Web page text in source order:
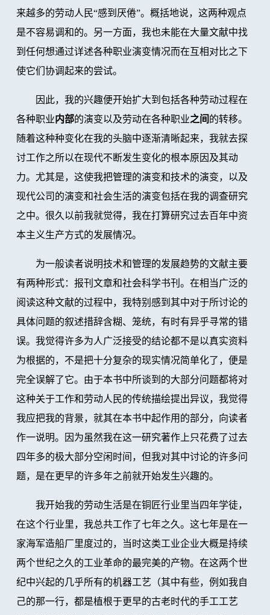
来越多的劳动人民“感到厌倦”。概括地说，这两种观点
是不容易调和的。另一方面，我也未能在大量文献中找
到任何想通过详述各种职业演变情况而在互相对比之下
使它们协调起来的尝试。
因此，我的兴趣便开始扩大到包括各种劳动过程在
各种职业内部的演变以及劳动在各种职业之间 的转移。
随着这种种变化在我的头脑中逐渐清晰起来，我就去探
讨工作之所以在现代不断发生变化的根本原因及其动
力。尤其是，这使我把管理的演变和技术的演变，以及
现代公司的演变和社会生活的演变包括在我的调查研究
之中。很久以前我就觉得，我在打算研究过去百年中资
本主义生产方式的发展情况。
为一般读者说明技术和管理的发展趋势的文献主要
有两种形式：报刊文章和社会科学书刊。在相当广泛的
阅读这种文献的过程中，我特别感到其中对于所讨论的
具体问题的叙述措辞含糊、笼统，有时有异乎寻常的错
误。我觉得许多为人广泛接受的结论都不是以真实资料
为根据的，不是把十分复杂的现实情况简单化了，便是
完全误解了它。由于本书中所谈到的大部分问题都将对
这种关于工作和劳动人民的传统描绘提出异议，我觉得
我应把我的背景，就其在本书中起作用的部分，向读者
作一说明。因为虽然我在这一研究著作上只花费了过去
四年多的极大部分空闲时间，但我对其中讨论的许多问
题，是在更早的许多年之前就开始发生兴趣的。
我开始我的劳动生活是在铜匠行业里当四年学徒，
在这个行业里，我总共工作了七年之久。这七年是在一
家海军造船厂里度过的，当时这类工业企业大概是持续
两个世纪之久的工业革命的最完美的产物。在这两个世
纪中兴起的几乎所有的机器工艺（其中有些，例如我自
己的那一行，都是植根于更早的古老时代的手工工艺